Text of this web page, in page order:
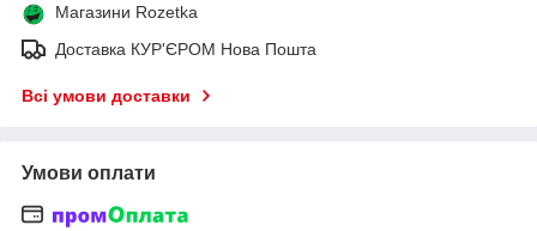
Магазини Rozetka
Доставка КУР'ЄРОМ Нова Пошта
Всі умови доставки
Умови оплати